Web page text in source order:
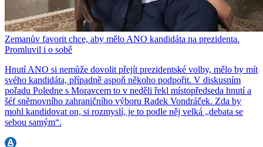
Zemanův favorit chce, aby mělo ANO kandidáta na prezidenta.
Promluvil i o sobě
Hnutí ANO si nemůže dovolit přejít prezidentské volby, mělo by mít
svého kandidáta, případně aspoň někoho podpořit. V diskusním
pořadu Poledne s Moravcem to v neděli řekl místopředseda hnutí a
šéf sněmovního zahraničního výboru Radek Vondráček. Zda by
mohl kandidovat on, si rozmyslí, je to podle něj velká „debata se
sebou samým“.